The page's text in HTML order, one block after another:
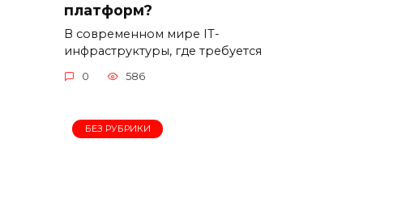
платформ?
В современном мире IT-
инфраструктуры, где требуется
0 586
БЕЗ РУБРИКИ